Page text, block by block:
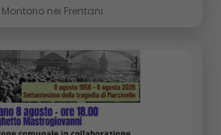
Montorio nei Frentani